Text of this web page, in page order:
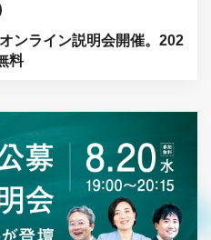
ンライン説明会開催。202
料